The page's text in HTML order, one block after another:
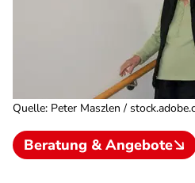
Quelle: Peter Maszlen /
Beratung & Angebote